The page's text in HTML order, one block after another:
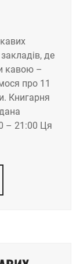
де
кавою –
про 11
Книгарня
– 21:00 Ця